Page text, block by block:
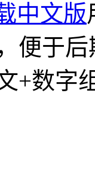
中文版
便于
+数字